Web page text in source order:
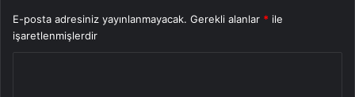
E-posta adresiniz yayınlanmayacak. Gerekli alanlar * ile
işaretlenmişlerdir